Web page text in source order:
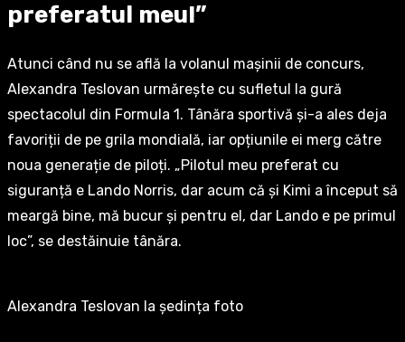
preferatul meu!”
Atunci când nu se află la volanul mașinii de concurs,
Alexandra Teslovan urmărește cu sufletul la gură
spectacolul din Formula 1. Tânăra sportivă și-a ales deja
favoriții de pe grila mondială, iar opțiunile ei merg către
noua generație de piloți. „Pilotul meu preferat cu
siguranță e Lando Norris, dar acum că și Kimi a început să
meargă bine, mă bucur și pentru el, dar Lando e pe primul
loc”, se destăinuie tânăra.
Alexandra Teslovan la ședința foto